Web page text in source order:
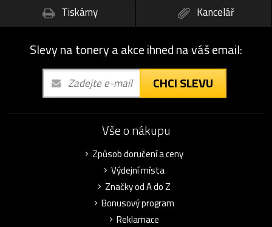
Tiskárny
Kancelář
Slevy na tonery a akce ihned na váš email:
CHCI SLEVU
Vše o nákupu
Způsob doručení a ceny
Výdejní místa
Značky od A do Z
Bonusový program
Reklamace